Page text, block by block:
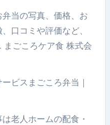
当の写真、価格、お
口コミや評価など、
ごころケア食 株式会
ビスまごころ弁当｜
老人ホームの配食・